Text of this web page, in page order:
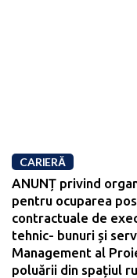
CARIERĂ
ANUNȚ privind
pentru ocuparea
contractuale de
tehnic- bunuri și
Management al
poluării din spațiul